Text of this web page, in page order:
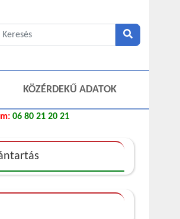
KÖZÉRDEKŰ ADATOK
06 80 21 20 21